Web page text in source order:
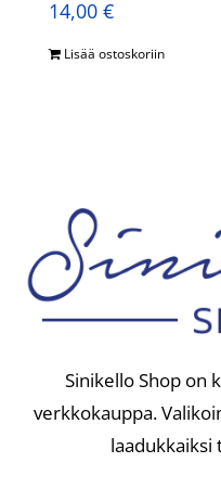
14,00 €
Lisää ostoskoriin
Sinikello Shop on
verkkokauppa.